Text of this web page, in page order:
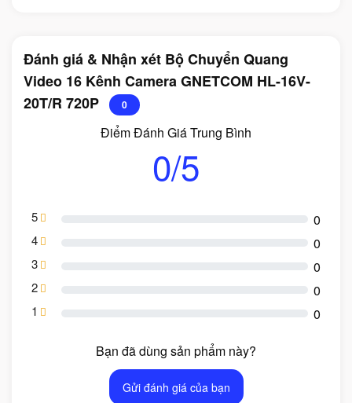
Đánh giá & Nhận xét Bộ Chuyển Quang
Video 16 Kênh Camera GNETCOM HL-16V-
20T/R 720P
0
Điểm Đánh Giá Trung Bình
0/5
5 0
4 0
3 0
2 0
1 0
Bạn đã dùng sản phẩm này?
Gửi đánh giá của bạn